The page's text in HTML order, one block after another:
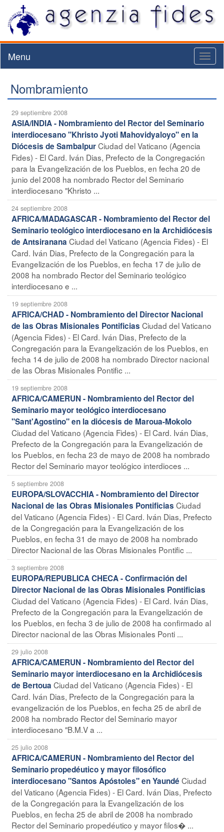
Menu
Nombramiento
29 septiembre 2008
ASIA/INDIA - Nombramiento del Rector del Seminario
interdiocesano "Khristo Jyoti Mahovidyaloyo" en la
Diócesis de SambalpurCiudad del Vaticano (Agencia
Fides) - El Card. Iván Dias, Prefecto de la Congregación
para la Evangelización de los Pueblos, en fecha 20 de
junio del 2008 ha nombrado Rector del Seminario
interdiocesano "Khristo ...
24 septiembre 2008
AFRICA/MADAGASCAR - Nombramiento del Rector del
Seminario teológico interdiocesano en la Archidiócesis
de Antsiranana Ciudad del Vaticano (Agencia Fides) - El
Card. Iván Dias, Prefecto de la Congregación para la
Evangelización de los Pueblos, en fecha 17 de julio de
2008 ha nombrado Rector del Seminario teológico
interdiocesano e ...
19 septiembre 2008
AFRICA/CHAD - Nombramiento del Director Nacional
de las Obras Misionales Pontificias Ciudad del Vaticano
(Agencia Fides) - El Card. Iván Dias, Prefecto de la
Congregación para la Evangelización de los Pueblos, en
fecha 14 de julio de 2008 ha nombrado Director nacional
de las Obras Misionales Pontific ...
19 septiembre 2008
AFRICA/CAMERUN - Nombramiento del Rector del
Seminario mayor teológico interdiocesano
"Sant'Agostino" en la diócesis de Maroua-Mokolo
Ciudad del Vaticano (Agencia Fides) - El Card. Iván Dias,
Prefecto de la Congregación para la Evangelización de
los Pueblos, en fecha 23 de mayo de 2008 ha nombrado
Rector del Seminario mayor teológico interdioces ...
5 septiembre 2008
EUROPA/SLOVACCHIA - Nombramiento del Director
Nacional de las Obras Misionales Pontificias Ciudad
del Vaticano (Agencia Fides) - El Card. Iván Dias, Prefecto
de la Congregación para la Evangelización de los
Pueblos, en fecha 31 de mayo de 2008 ha nombrado
Director Nacional de las Obras Misionales Pontific ...
3 septiembre 2008
EUROPA/REPUBLICA CHECA - Confirmación del
Director Nacional de las Obras Misionales Pontificias
Ciudad del Vaticano (Agencia Fides) - El Card. Iván Dias,
Prefecto de la Congregación para la Evangelización de
los Pueblos, en fecha 3 de julio de 2008 ha confirmado al
Director nacional de las Obras Misionales Ponti ...
29 julio 2008
AFRICA/CAMERUN - Nombramiento del Rector del
Seminario mayor interdiocesano en la Archidiócesis
de Bertoua Ciudad del Vaticano (Agencia Fides) - El
Card. Iván Dias, Prefecto de la Congregación para la
evangelización de los Pueblos, en fecha 25 de abril de
2008 ha nombrado Rector del Seminario mayor
interdiocesano "B.M.V a ...
25 julio 2008
AFRICA/CAMERUN - Nombramiento del Rector del
Seminario propedéutico y mayor filosófico
interdiocesano "Santos Apóstoles" en Yaundé Ciudad
del Vaticano (Agencia Fides) - El Card. Iván Dias, Prefecto
de la Congregación para la Evangelización de los
Pueblos, en fecha 25 de abril de 2008 ha nombrado
Rector del Seminario propedéutico y mayor filos� ...